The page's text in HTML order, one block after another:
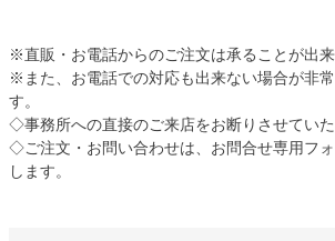
※直販・お電話からのご注文は承ることが出来
※また、お電話での対応も出来ない場合が非
す。
◇事務所への直接のご来店をお断りさせていた
◇ご注文・お問い合わせは、お問合せ専用フ
します。